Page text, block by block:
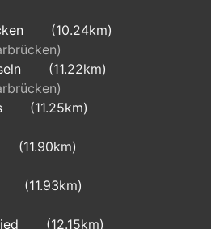
(10.24km)
(11.22km)
(11.25km)
(11.90km)
(11.93km)
(12.15km)